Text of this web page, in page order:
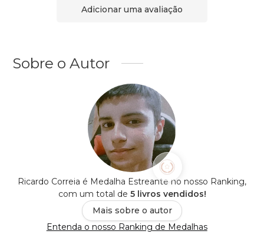
Adicionar uma avaliação
Sobre o Autor
Ricardo Correia é Medalha Estreante no nosso Ranking,
com um total de 5 livros vendidos!
Mais sobre o autor
Entenda o nosso Ranking de Medalhas